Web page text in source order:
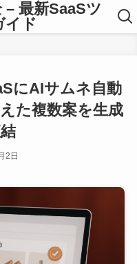
最新SaaSツ
イド
にAIサムネ自動
た複数案を生成
2日